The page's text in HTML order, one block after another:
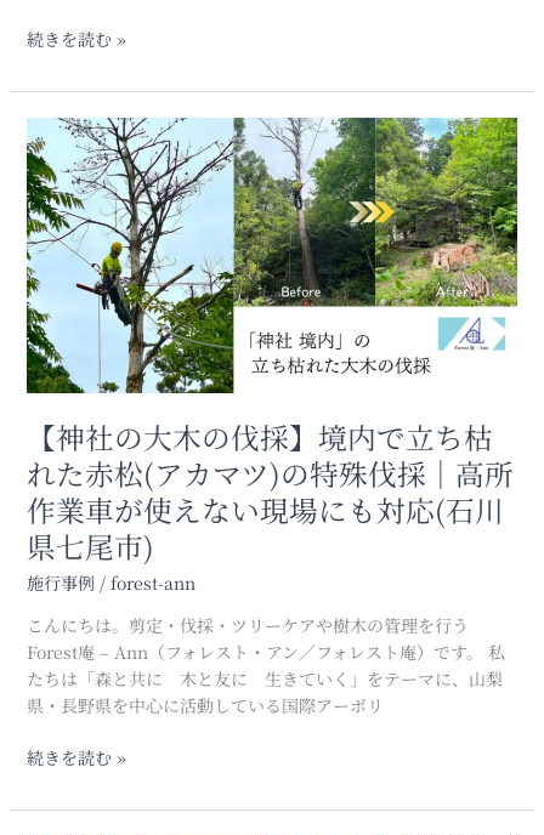
木
伐
採
作
業
(山
梨
県
北
杜
市
高
根
続きを読む »
【神社の大木の伐採】境内で立ち枯
れた赤松(アカマツ)の特殊伐採｜高所
作業車が使えない現場にも対応(石川
県七尾市)
施行事例 / forest-ann
こんにちは。剪定・伐採・ツリーケアや樹木の管理を行う
Forest庵 – Ann（フォレスト・アン／フォレスト庵）です。 私
たちは「森と共に 木と友に 生きていく」をテーマに、山梨
県・長野県を中心に活動している国際アーボリ
【神
社
の
大
木
の
伐
採】
境
内
で
枯
れ
た
赤
松
カ
マ
ツ)
の
殊
続きを読む »